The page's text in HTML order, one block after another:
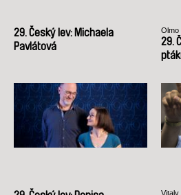
29. Český lev: Michaela
Pavlátová
Olmo
29.